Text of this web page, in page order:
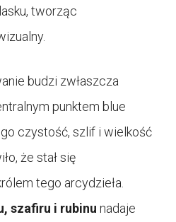
tworząc
budzi zwłaszcza
punktem blue
czystość, szlif i wielkość
że stał się
tego arcydzieła.
szafiru i rubinu nadaje